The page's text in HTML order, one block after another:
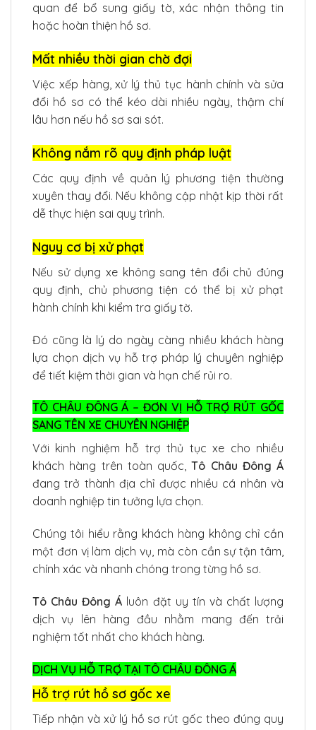
quan để bổ sung giấy tờ, xác nhận thông tin
hoặc hoàn thiện hồ sơ.
Mất nhiều thời gian chờ đợi
Việc xếp hàng, xử lý thủ tục hành chính và sửa
đổi hồ sơ có thể kéo dài nhiều ngày, thậm chí
lâu hơn nếu hồ sơ sai sót.
Không nắm rõ quy định pháp luật
Các quy định về quản lý phương tiện thường
xuyên thay đổi. Nếu không cập nhật kịp thời rất
dễ thực hiện sai quy trình.
Nguy cơ bị xử phạt
Nếu sử dụng xe không sang tên đổi chủ đúng
quy định, chủ phương tiện có thể bị xử phạt
hành chính khi kiểm tra giấy tờ.
Đó cũng là lý do ngày càng nhiều khách hàng
lựa chọn dịch vụ hỗ trợ pháp lý chuyên nghiệp
để tiết kiệm thời gian và hạn chế rủi ro.
TÔ CHÂU ĐÔNG Á – ĐƠN VỊ HỖ TRỢ RÚT GỐC
SANG TÊN XE CHUYÊN NGHIỆP
Với kinh nghiệm hỗ trợ thủ tục xe cho nhiều
khách hàng trên toàn quốc,Tô Châu Đông Á
đang trở thành địa chỉ được nhiều cá nhân và
doanh nghiệp tin tưởng lựa chọn.
Chúng tôi hiểu rằng khách hàng không chỉ cần
một đơn vị làm dịch vụ, mà còn cần sự tận tâm,
chính xác và nhanh chóng trong từng hồ sơ.
Tô Châu Đông Á luôn đặt uy tín và chất lượng
dịch vụ lên hàng đầu nhằm mang đến trải
nghiệm tốt nhất cho khách hàng.
DỊCH VỤ HỖ TRỢ TẠI TÔ CHÂU ĐÔNG Á
Hỗ trợ rút hồ sơ gốc xe
Tiếp nhận và xử lý hồ sơ rút gốc theo đúng quy